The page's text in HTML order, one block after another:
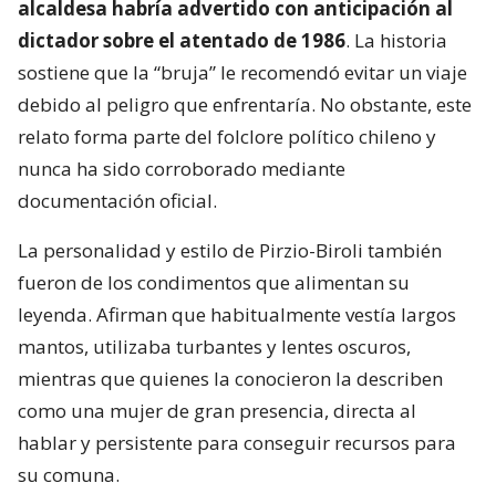
alcaldesa habría advertido con anticipación al
dictador sobre el atentado de 1986. La historia
sostiene que la “bruja” le recomendó evitar un viaje
debido al peligro que enfrentaría. No obstante, este
relato forma parte del folclore político chileno y
nunca ha sido corroborado mediante
documentación oficial.
La personalidad y estilo de Pirzio-Biroli también
fueron de los condimentos que alimentan su
leyenda. Afirman que habitualmente vestía largos
mantos, utilizaba turbantes y lentes oscuros,
mientras que quienes la conocieron la describen
como una mujer de gran presencia, directa al
hablar y persistente para conseguir recursos para
su comuna.